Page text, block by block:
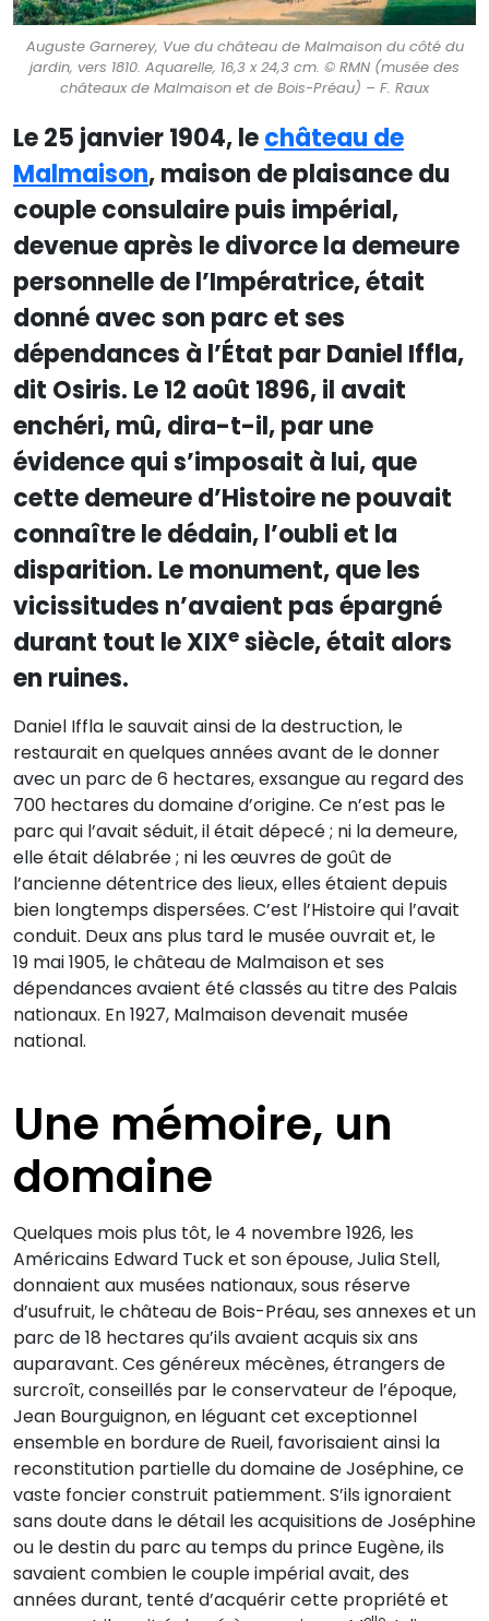
Auguste Garnerey, Vue du château de Malmaison du côté du
jardin, vers 1810. Aquarelle, 16,3 x 24,3 cm. © RMN (musée des
châteaux de Malmaison et de Bois-Préau) – F. Raux
Le 25 janvier 1904, lechâteau de
Malmaison, maison de plaisance du
couple consulaire puis impérial,
devenue après le divorce la demeure
personnelle de l’Impératrice, était
donné avec son parc et ses
dépendances à l’État par Daniel Iffla,
dit Osiris. Le 12 août 1896, il avait
enchéri, mû, dira-t-il, par une
évidence qui s’imposait à lui, que
cette demeure d’Histoire ne pouvait
connaître le dédain, l’oubli et la
disparition. Le monument, que les
vicissitudes n’avaient pas épargné
durant tout le XIXe siècle, était alors
en ruines.
Daniel Iffla le sauvait ainsi de la destruction, le
restaurait en quelques années avant de le donner
avec un parc de 6 hectares, exsangue au regard des
700 hectares du domaine d’origine. Ce n’est pas le
parc qui l’avait séduit, il était dépecé ; ni la demeure,
elle était délabrée ; ni les œuvres de goût de
l’ancienne détentrice des lieux, elles étaient depuis
bien longtemps dispersées. C’est l’Histoire qui l’avait
conduit. Deux ans plus tard le musée ouvrait et, le
19 mai 1905, le château de Malmaison et ses
dépendances avaient été classés au titre des Palais
nationaux. En 1927, Malmaison devenait musée
national.
Une mémoire, un
domaine
Quelques mois plus tôt, le 4 novembre 1926, les
Américains Edward Tuck et son épouse, Julia Stell,
donnaient aux musées nationaux, sous réserve
d’usufruit, le château de Bois-Préau, ses annexes et un
parc de 18 hectares qu’ils avaient acquis six ans
auparavant. Ces généreux mécènes, étrangers de
surcroît, conseillés par le conservateur de l’époque,
Jean Bourguignon, en léguant cet exceptionnel
ensemble en bordure de Rueil, favorisaient ainsi la
reconstitution partielle du domaine de Joséphine, ce
vaste foncier construit patiemment. S’ils ignoraient
sans doute dans le détail les acquisitions de Joséphine
ou le destin du parc au temps du prince Eugène, ils
savaient combien le couple impérial avait, des
années durant, tenté d’acquérir cette propriété et